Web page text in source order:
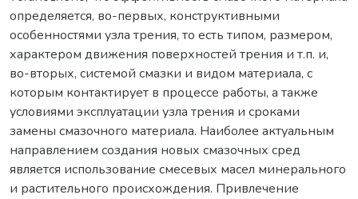
определяется, во-первых, конструктивными
особенностями узла трения, то есть типом, размером,
характером движения поверхностей трения и т.п. и,
во-вторых, системой смазки и видом материала, с
которым контактирует в процессе работы, а также
условиями эксплуатации узла трения и сроками
замены смазочного материала. Наиболее актуальным
направлением создания новых смазочных сред
является использование смесевых масел минерального
и растительного происхождения. Привлечение